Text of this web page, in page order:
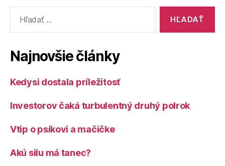
Najnovšie články
Kedysi dostala príležitosť
Investorov čaká turbulentný druhý polrok
Vtip o psíkovi a mačičke
Akú silu má tanec?